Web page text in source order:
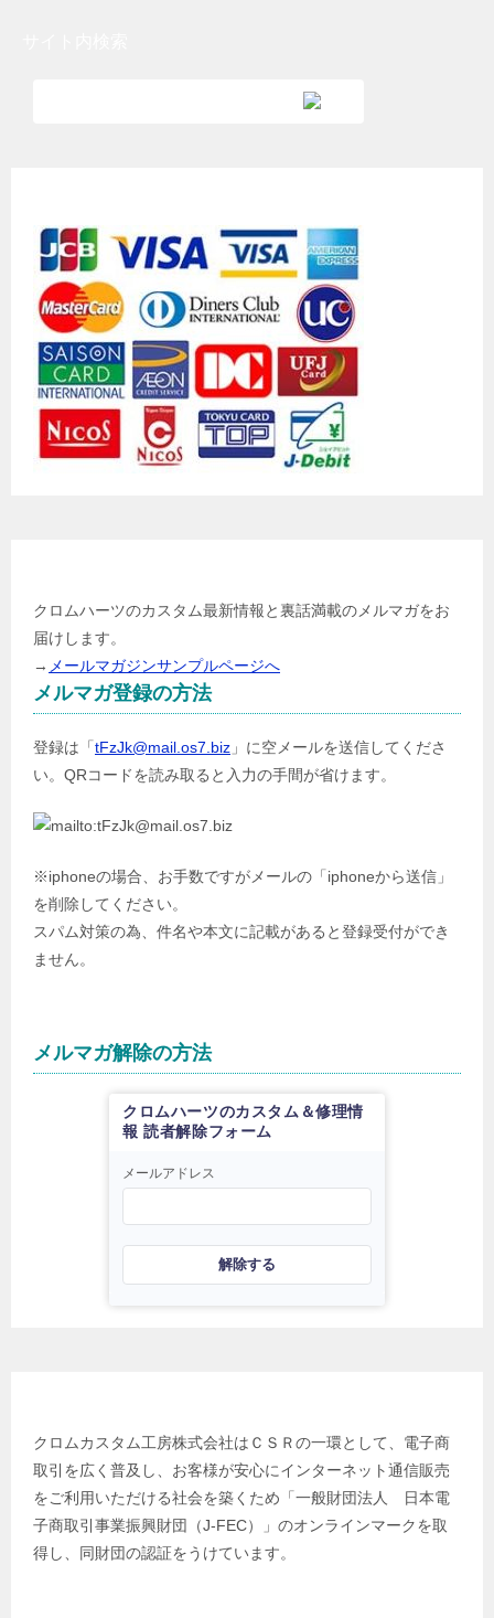
クロムハーツのカスタム最新情報と裏話満載のメルマガをお
届けします。
→ メールマガジンサンプルページへ
メルマガ登録の方法
登録は「 tFzJk@mail.os7.biz 」に空メールを送信してくださ
い。QRコードを読み取ると入力の手間が省けます。
※iphoneの場合、お手数ですがメールの「iphoneから送信」
を削除してください。
スパム対策の為、件名や本文に記載があると登録受付ができ
ません。
メルマガ解除の方法
クロムハーツのカスタム＆修理情
報 読者解除フォーム
メールアドレス
解除する
クロムカスタム工房株式会社はＣＳＲの一環として、電子商
取引を広く普及し、お客様が安心にインターネット通信販売
をご利用いただける社会を築くため「一般財団法人 日本電
子商取引事業振興財団（J-FEC）」のオンラインマークを取
得し、同財団の認証をうけています。